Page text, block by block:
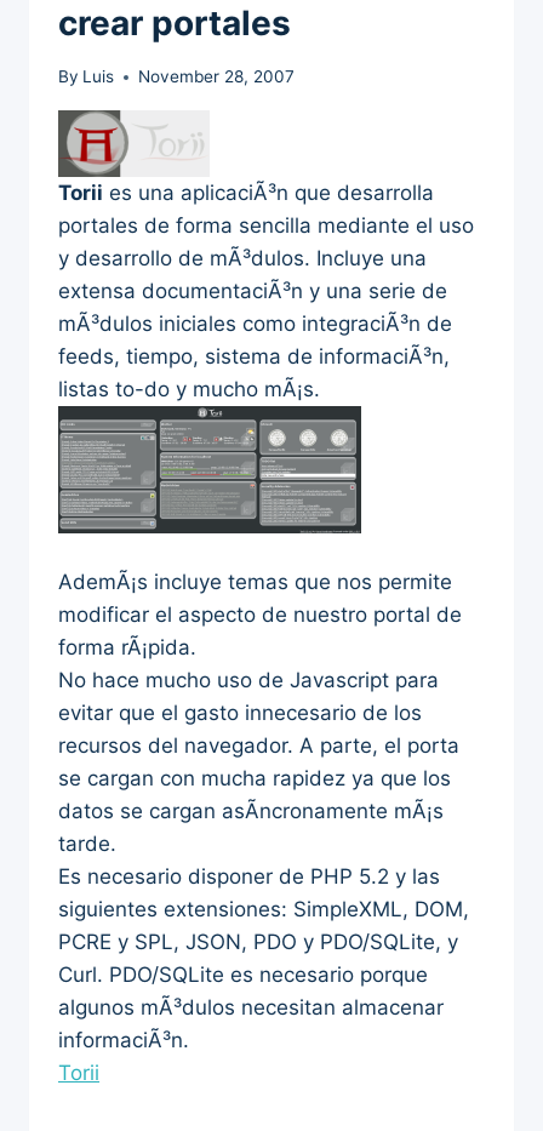
crear portales
By Luis November 28, 2007
Torii es una aplicaciÃ³n que desarrolla
portales de forma sencilla mediante el uso
y desarrollo de mÃ³dulos. Incluye una
extensa documentaciÃ³n y una serie de
mÃ³dulos iniciales como integraciÃ³n de
feeds, tiempo, sistema de informaciÃ³n,
listas to-do y mucho mÃ¡s.
AdemÃ¡s incluye temas que nos permite
modificar el aspecto de nuestro portal de
forma rÃ¡pida.
No hace mucho uso de Javascript para
evitar que el gasto innecesario de los
recursos del navegador. A parte, el porta
se cargan con mucha rapidez ya que los
datos se cargan asÃ­ncronamente mÃ¡s
tarde.
Es necesario disponer de PHP 5.2 y las
siguientes extensiones: SimpleXML, DOM,
PCRE y SPL, JSON, PDO y PDO/SQLite, y
Curl. PDO/SQLite es necesario porque
algunos mÃ³dulos necesitan almacenar
informaciÃ³n.
Torii